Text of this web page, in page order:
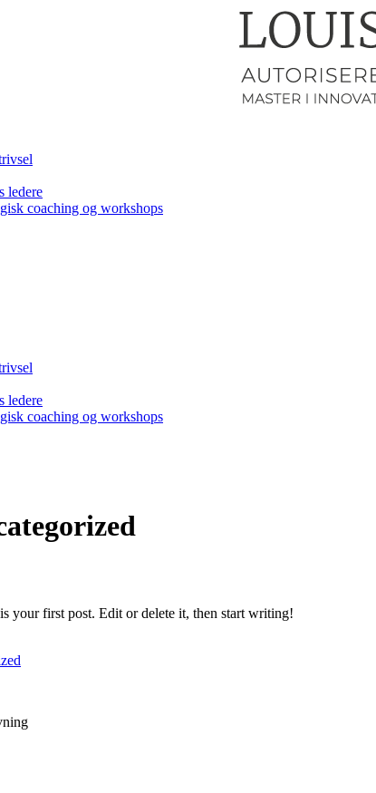
ledere
coaching og workshops
ledere
coaching og workshops
your first post. Edit or delete it, then start writing!